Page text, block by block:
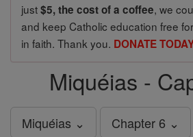
just$5, the cost of a coffee, we
and keep Catholic education free
in faith. Thank you. DONATE
Miquéias -
Miquéias ⌄ Chapter 6 ⌄